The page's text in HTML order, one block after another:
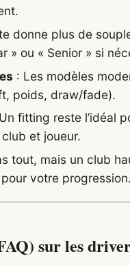
donne plus de
» ou « Senior » si
: Les modèles
poids, draw/fade).
fitting reste l’idéal
et joueur.
tout, mais un club
votre
sur les